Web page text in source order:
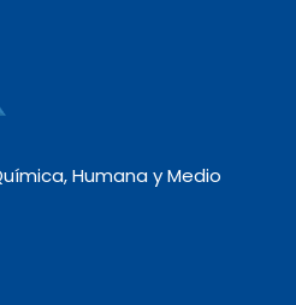
Humana y Medio